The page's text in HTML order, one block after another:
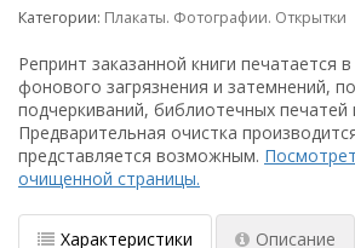
Категории: Плакаты. Фотографии. Открытки
Репринт заказанной книги печатается
фонового загрязнения и затемнений,
подчеркиваний, библиотечных
Предварительная очистка
представляется возможным.
очищенной страницы.
Характеристики Описание